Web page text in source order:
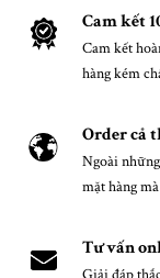
Cam kết
Cam kết
hàng kém
Order cả
Ngoài
mặt hàng
Tư vấn